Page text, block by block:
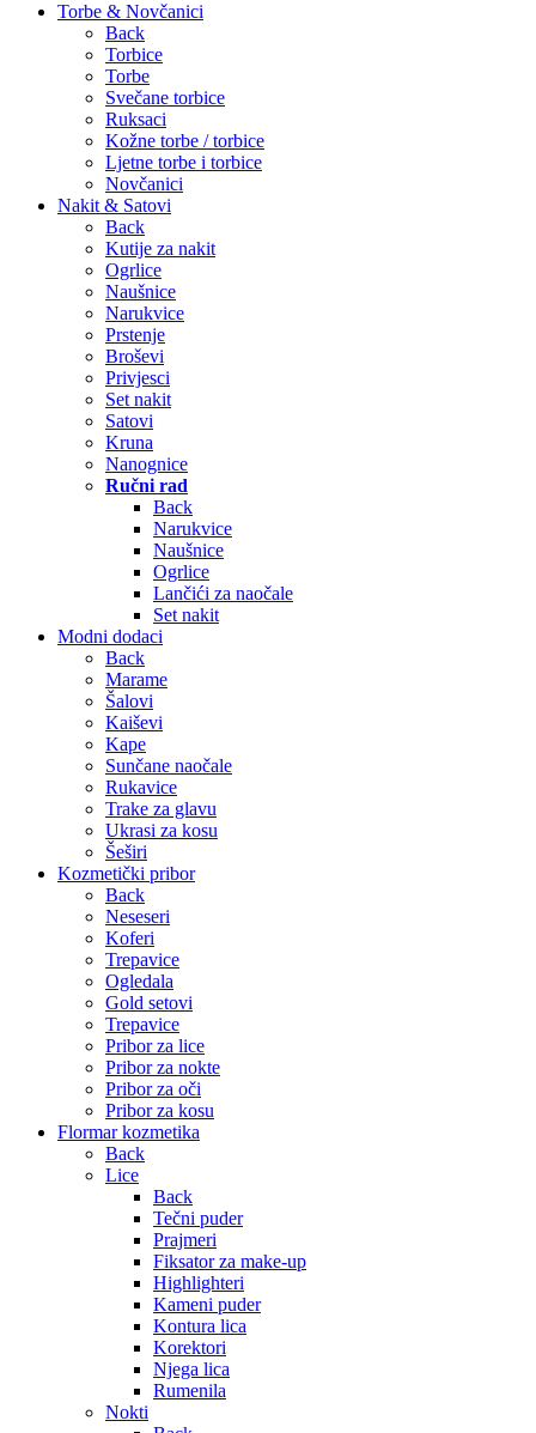
Torbe & Novčanici
Back
Torbice
Torbe
Svečane torbice
Ruksaci
Kožne torbe / torbice
Ljetne torbe i torbice
Novčanici
Nakit & Satovi
Back
Kutije za nakit
Ogrlice
Naušnice
Narukvice
Prstenje
Broševi
Privjesci
Set nakit
Satovi
Kruna
Nanognice
Ručni rad
Back
Narukvice
Naušnice
Ogrlice
Lančići za naočale
Set nakit
Modni dodaci
Back
Marame
Šalovi
Kaiševi
Kape
Sunčane naočale
Rukavice
Trake za glavu
Ukrasi za kosu
Šeširi
Kozmetički pribor
Back
Neseseri
Koferi
Trepavice
Ogledala
Gold setovi
Trepavice
Pribor za lice
Pribor za nokte
Pribor za oči
Pribor za kosu
Flormar kozmetika
Back
Lice
Back
Tečni puder
Prajmeri
Fiksator za make-up
Highlighteri
Kameni puder
Kontura lica
Korektori
Njega lica
Rumenila
Nokti